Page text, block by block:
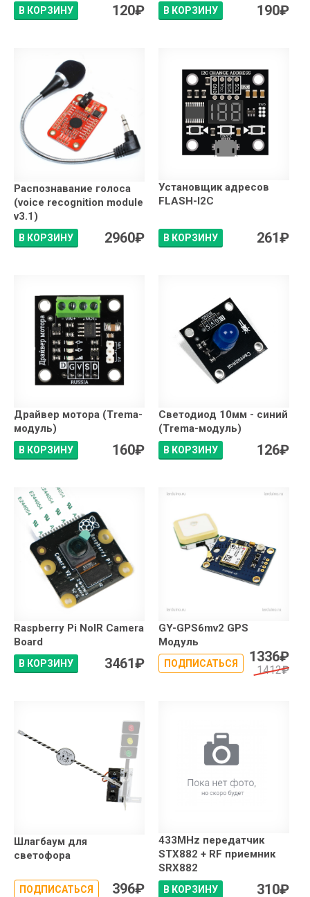
В КОРЗИНУ 120₽ В КОРЗИНУ 190₽
Распознавание голоса
(voice recognition module
v3.1)
В КОРЗИНУ 2960₽
Установщик адресов
FLASH-I2C
В КОРЗИНУ 261₽
Драйвер мотора (Trema-
модуль)
В КОРЗИНУ 160₽
Светодиод 10мм - синий
(Trema-модуль)
В КОРЗИНУ 126₽
Raspberry Pi NoIR Camera
Board
В КОРЗИНУ 3461₽
GY-GPS6mv2 GPS
Модуль
ПОДПИСАТЬСЯ 1336₽
1412₽
Шлагбаум для
светофора
ПОДПИСАТЬСЯ 396₽
433MHz передатчик
STX882 + RF приемник
SRX882
В КОРЗИНУ 310₽